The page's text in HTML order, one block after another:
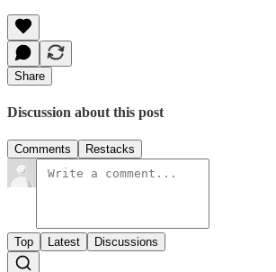
Share
Discussion about this post
Comments Restacks
Top Latest Discussions